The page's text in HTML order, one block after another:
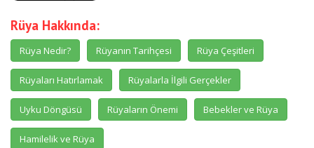
Rüya Hakkında:
Rüya Nedir? Rüyanın Tarihçesi Rüya Çeşitleri
Rüyaları Hatırlamak Rüyalarla İlgili Gerçekler
Uyku Döngüsü Rüyaların Önemi Bebekler ve Rüya
Hamilelik ve Rüya